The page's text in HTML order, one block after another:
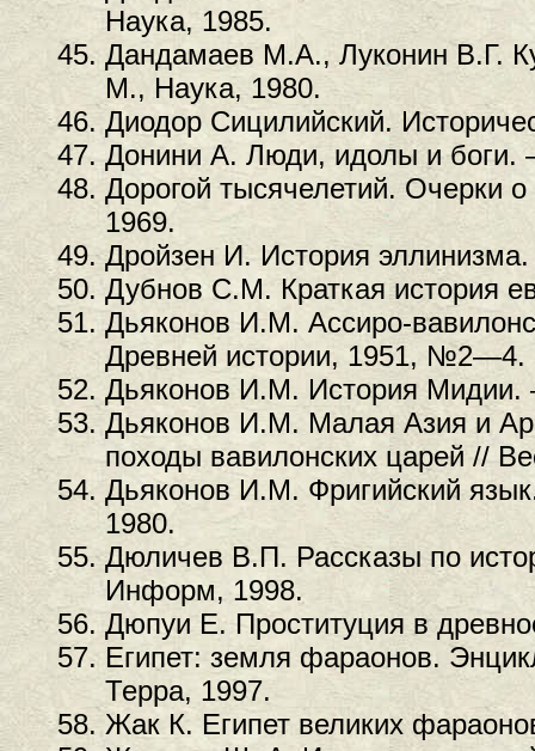
Наука, 1985.
Дандамаев М.А., Луконин В.Г.
М., Наука, 1980.
Диодор Сицилийский.
Донини А. Люди, идолы и боги.
Дорогой тысячелетий.
1969.
Дройзен И. История
Дубнов С.М. Краткая история
Дьяконов И.М. Ассиро-
Древней истории, 1951, №2—4.
Дьяконов И.М. История
Дьяконов И.М. Малая Азия и
походы вавилонских царей //
Дьяконов И.М. Фригийский
1980.
Дюличев В.П. Рассказы по
Информ, 1998.
Дюпуи Е. Проституция в
Египет: земля фараонов.
Терра, 1997.
Жак К. Египет великих